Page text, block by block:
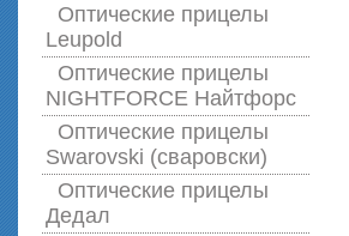
Оптические прицелы
Leupold
Оптические прицелы
NIGHTFORCE Найтфорс
Оптические прицелы
Swarovski (сваровски)
Оптические прицелы
Дедал